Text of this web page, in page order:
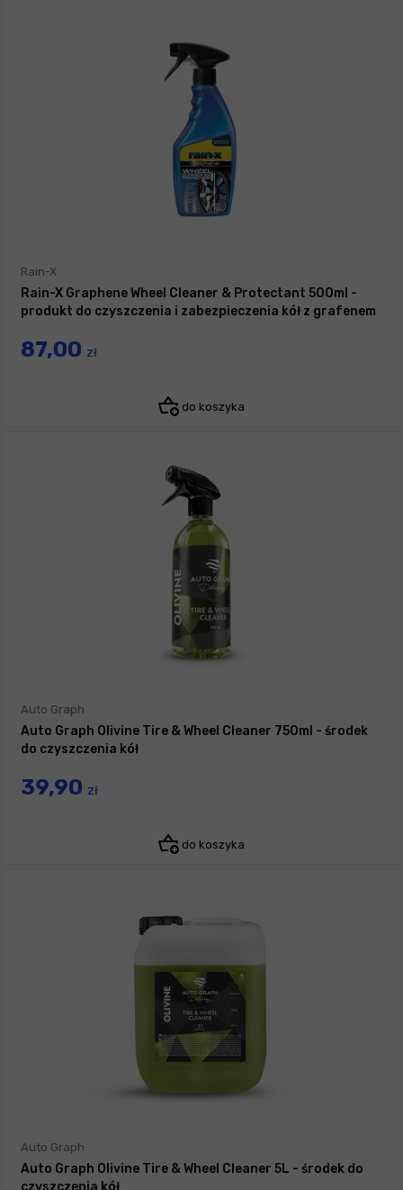
Rain-X
Rain-X Graphene Wheel Cleaner & Protectant 500ml -
produkt do czyszczenia i zabezpieczenia kół z grafenem
87,00 zł
do koszyka
Auto Graph
Auto Graph Olivine Tire & Wheel Cleaner 750ml - środek
do czyszczenia kół
39,90 zł
do koszyka
Auto Graph
Auto Graph Olivine Tire & Wheel Cleaner 5L - środek do
czyszczenia kół